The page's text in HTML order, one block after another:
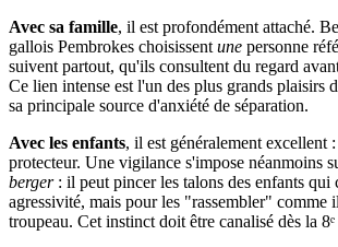
Avec sa famille, il est profondément attaché.
gallois Pembrokes choisissent une personne
suivent partout, qu'ils consultent du regard
Ce lien intense est l'un des plus grands plaisirs
sa principale source d'anxiété de séparation.
Avec les enfants, il est généralement excellent
protecteur. Une vigilance s'impose néanmoins
berger: il peut pincer les talons des enfants qui
agressivité, mais pour les "rassembler" comme
troupeau. Cet instinct doit être canalisé dès la 8ᵉ